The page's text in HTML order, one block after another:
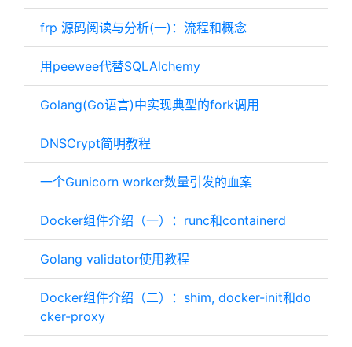
frp 源码阅读与分析(一)：流程和概念
用peewee代替SQLAlchemy
Golang(Go语言)中实现典型的fork调用
DNSCrypt简明教程
一个Gunicorn worker数量引发的血案
Docker组件介绍（一）：runc和containerd
Golang validator使用教程
Docker组件介绍（二）：shim, docker-init和do
cker-proxy